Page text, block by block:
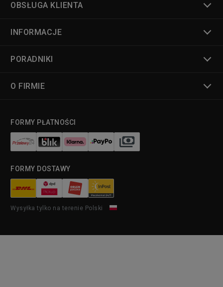
OBSŁUGA KLIENTA
INFORMACJE
PORADNIKI
O FIRMIE
FORMY PŁATNOŚCI
FORMY DOSTAWY
Wysyłka tylko na terenie Polski